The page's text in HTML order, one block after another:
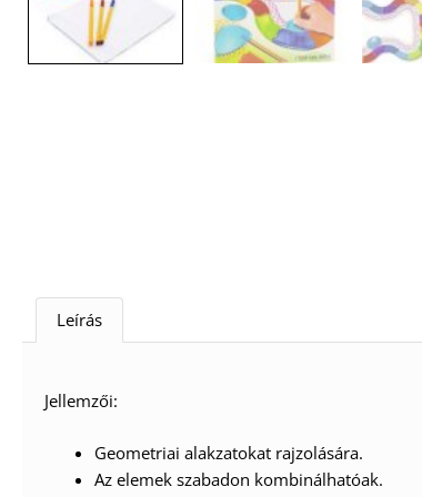
Leírás
Jellemzői:
Geometriai alakzatokat rajzolására.
Az elemek szabadon kombinálhatóak.